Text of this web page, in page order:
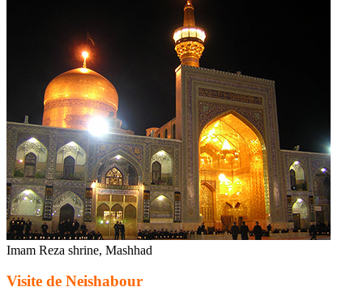
Imam Reza shrine, Mashhad
Visite de Neishabour